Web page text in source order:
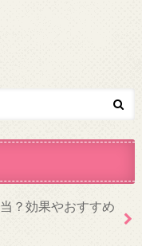
？効果やおすすめ